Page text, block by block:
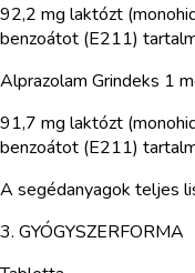
92,2 mg laktózt
benzoátot (E211)
Alprazolam Grindeks 1
91,7 mg laktózt
benzoátot (E211)
A segédanyagok teljes
3. GYÓGYSZERFORMA